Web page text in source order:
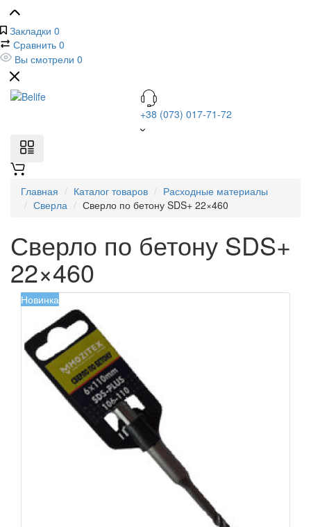
Закладки 0
Сравнить 0
Вы смотрели 0
+38 (073) 017-71-72
Главная Каталог товаров
Расходные материалы
Сверла
Сверло по бетону SDS+ 22×460
Сверло по бетону SDS+
22×460
Новинка